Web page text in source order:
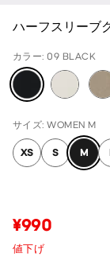
ハーフスリーブ
カラー: 09 BLACK
サイズ: WOMEN M
XS S M
¥990
値下げ